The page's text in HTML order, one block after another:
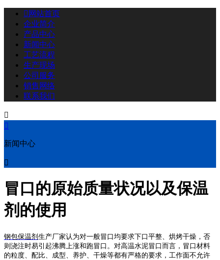
 网站首页
企业简介
产品中心
新闻中心
工艺流程
生产现场
公司服务
销售网络
联系我们


新闻中心

冒口的原始质量状况以及保温
剂的使用
钢包保温剂 生产厂家认为对一般冒口均要求下口平整、烘烤干燥，否
则浇注时易引起沸腾上涨和跑冒口。对高温水泥冒口而言，冒口材料
的粒度、配比、成型、养护、干燥等都有严格的要求，工作面不允许